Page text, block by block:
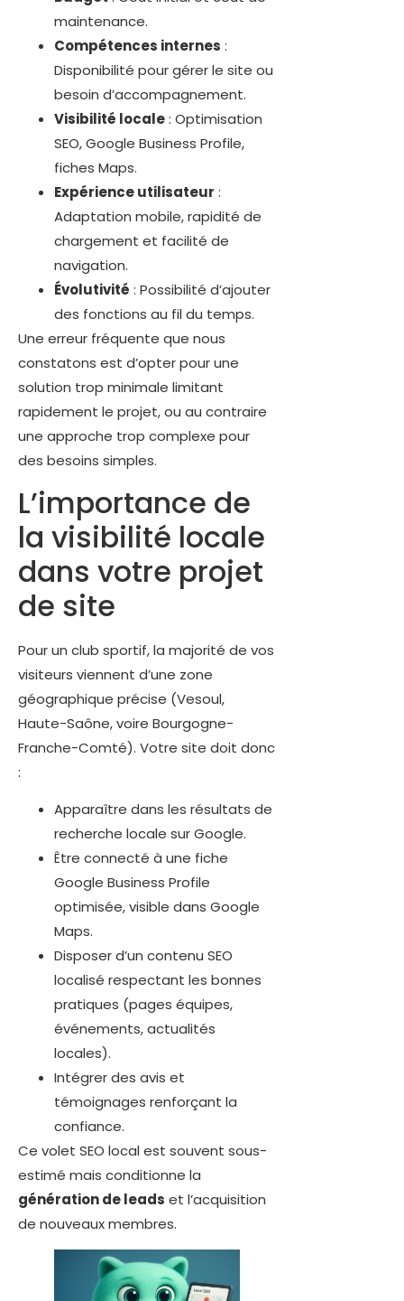
maintenance.
Compétences internes :
Disponibilité pour gérer le site ou
besoin d’accompagnement.
Visibilité locale: Optimisation
SEO, Google Business Profile,
fiches Maps.
Expérience utilisateur :
Adaptation mobile, rapidité de
chargement et facilité de
navigation.
Évolutivité : Possibilité d’ajouter
des fonctions au fil du temps.
Une erreur fréquente que nous
constatons est d’opter pour une
solution trop minimale limitant
rapidement le projet, ou au contraire
une approche trop complexe pour
des besoins simples.
L’importance de
la visibilité locale
dans votre projet
de site
Pour un club sportif, la majorité de vos
visiteurs viennent d’une zone
géographique précise (Vesoul,
Haute-Saône, voire Bourgogne-
Franche-Comté). Votre site doit donc
:
Apparaître dans les résultats de
recherche locale sur Google.
Être connecté à une fiche
Google Business Profile
optimisée, visible dans Google
Maps.
Disposer d’un contenu SEO
localisé respectant les bonnes
pratiques (pages équipes,
événements, actualités
locales).
Intégrer des avis et
témoignages renforçant la
confiance.
Ce volet SEO local est souvent sous-
estimé mais conditionne la
génération de leads et l’acquisition
de nouveaux membres.